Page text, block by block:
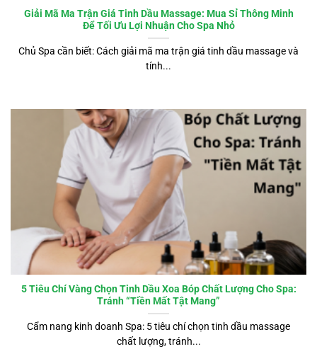
Giải Mã Ma Trận Giá Tinh Dầu Massage: Mua Sỉ Thông Minh
Để Tối Ưu Lợi Nhuận Cho Spa Nhỏ
Chủ Spa cần biết: Cách giải mã ma trận giá tinh dầu massage và
tính...
5 Tiêu Chí Vàng Chọn Tinh Dầu Xoa Bóp Chất Lượng Cho Spa:
Tránh “Tiền Mất Tật Mang”
Cẩm nang kinh doanh Spa: 5 tiêu chí chọn tinh dầu massage
chất lượng, tránh...